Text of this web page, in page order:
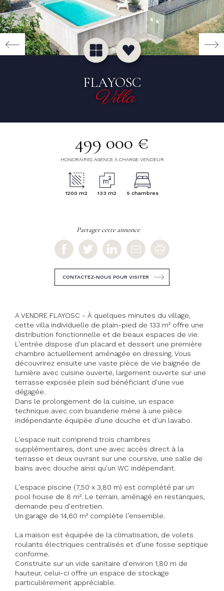
FLAYOSC
Villa
499 000 €
HONORAIRES AGENCE À CHARGE VENDEUR
1200 m2 133 m2 5 chambres
Partager cette annonce
CONTACTEZ-NOUS POUR VISITER
A VENDRE FLAYOSC - À quelques minutes du village,
cette villa individuelle de plain-pied de 133 m² offre une
distribution fonctionnelle et de beaux espaces de vie.
L'entrée dispose d'un placard et dessert une première
chambre actuellement aménagée en dressing. Vous
découvrirez ensuite une vaste pièce de vie baignée de
lumière avec cuisine ouverte, largement ouverte sur une
terrasse exposée plein sud bénéficiant d'une vue
dégagée.
Dans le prolongement de la cuisine, un espace
technique avec coin buanderie mène à une pièce
indépendante équipée d'une douche et d'un lavabo.
L'espace nuit comprend trois chambres
supplémentaires, dont une avec accès direct à la
terrasse et deux ouvrant sur une coursive, une salle de
bains avec douche ainsi qu'un WC indépendant.
L'espace piscine (7,50 x 3,80 m) est complété par un
pool house de 8 m². Le terrain, aménagé en restanques,
demande peu d'entretien.
Un garage de 14,60 m² complète l'ensemble.
La maison est équipée de la climatisation, de volets
roulants électriques centralisés et d'une fosse septique
conforme.
Construite sur un vide sanitaire d'environ 1,80 m de
hauteur, celui-ci offre un espace de stockage
particulièrement appréciable.